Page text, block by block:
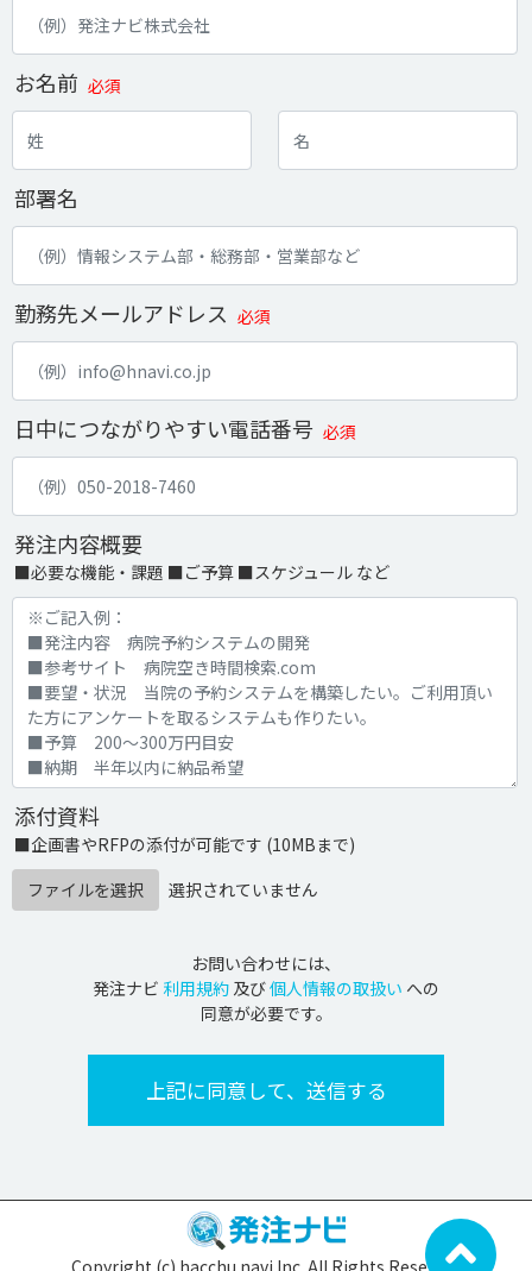
お名前 必須
部署名
勤務先メールアドレス 必須
日中につながりやすい電話番号 必須
発注内容概要
■必要な機能・課題 ■ご予算 ■スケジュール など
添付資料
■企画書やRFPの添付が可能です (10MBまで)
ファイルを選択
選択されていません
お問い合わせには、
発注ナビ 利用規約 及び個人情報の取扱い への
同意が必要です。